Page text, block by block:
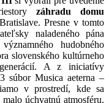
záhradu domu
Presne v tomto
naladeného pána
hudobného
slovenského kultúrneho
A z iniciatívy
súbor Musica aeterna –
v prostredí, kde sa
úchvatnú atmosféru.